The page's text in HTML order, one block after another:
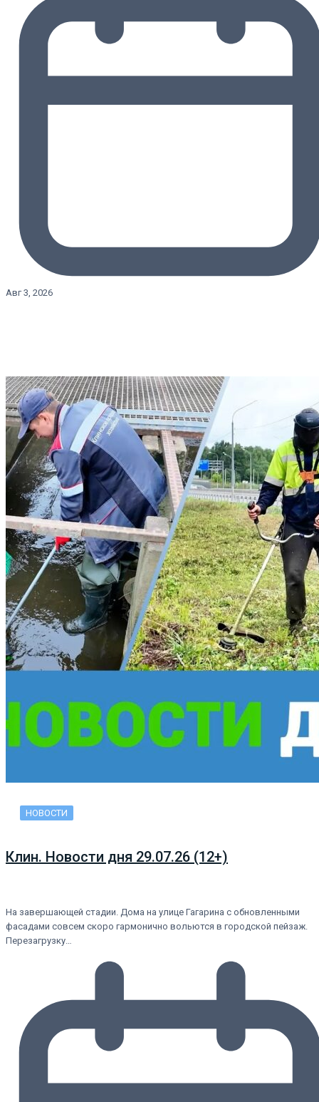
Авг 3, 2026
НОВОСТИ
Клин. Новости дня 29.07.26 (12+)
На завершающей стадии. Дома на улице Гагарина с обновленными
фасадами совсем скоро гармонично вольются в городской пейзаж.
Перезагрузку…